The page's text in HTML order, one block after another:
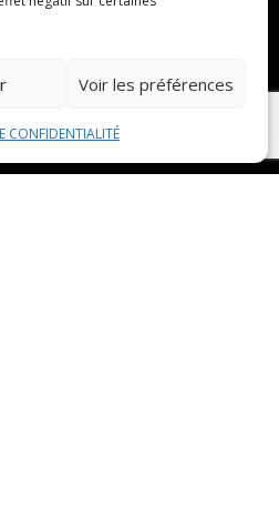
Voir les préférences
CONFIDENTIALITÉ
typique de